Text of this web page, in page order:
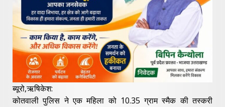
ब्यूरो,ऋषिकेश:
कोतवाली पुलिस ने एक महिला को 10.35 ग्राम स्मैक की तस्करी